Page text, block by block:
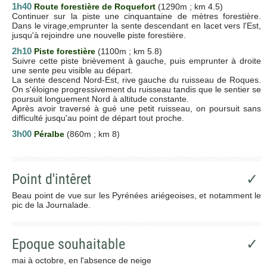
1h40 Route forestière de Roquefort (1290m ; km 4.5)
Continuer sur la piste une cinquantaine de mètres forestière.
Dans le virage,emprunter la sente descendant en lacet vers l'Est,
jusqu'à rejoindre une nouvelle piste forestière.
2h10 Piste forestière (1100m ; km 5.8)
Suivre cette piste brièvement à gauche, puis emprunter à droite
une sente peu visible au départ.
La sente descend Nord-Est, rive gauche du ruisseau de Roques.
On s'éloigne progressivement du ruisseau tandis que le sentier se
poursuit longuement Nord à altitude constante.
Après avoir traversé à gué une petit ruisseau, on poursuit sans
difficulté jusqu'au point de départ tout proche.
3h00 Péralbe (860m ; km 8)
Point d'intêret ✓
Beau point de vue sur les Pyrénées ariégeoises, et notamment le
pic de la Journalade.
Epoque souhaitable ✓
mai à octobre, en l'absence de neige